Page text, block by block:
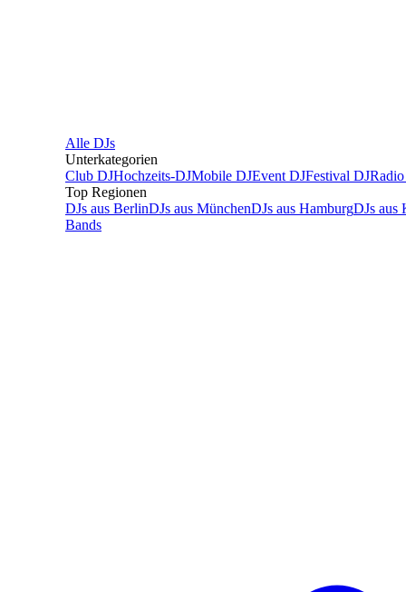
Alle DJs
Unterkategorien
Club DJHochzeits-DJMobile DJEvent DJFestival DJ
Top Regionen
DJs aus BerlinDJs aus MünchenDJs aus HamburgDJs aus
Bands